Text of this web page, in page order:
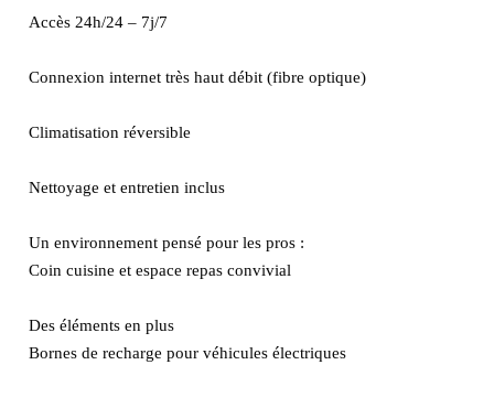
Accès 24h/24 – 7j/7
Connexion internet très haut débit (fibre optique)
Climatisation réversible
Nettoyage et entretien inclus
Un environnement pensé pour les pros :
Coin cuisine et espace repas convivial
Des éléments en plus
Bornes de recharge pour véhicules électriques